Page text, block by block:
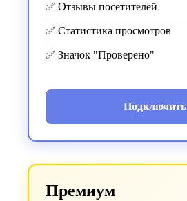
✅ Отзывы посетителей
✅ Статистика просмотров
✅ Значок "Проверено"
Подключить
Премиум